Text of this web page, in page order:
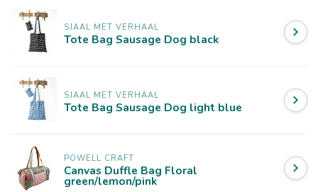
SJAAL MET VERHAAL
Tote Bag Sausage Dog black
SJAAL MET VERHAAL
Tote Bag Sausage Dog light blue
POWELL CRAFT
Canvas Duffle Bag Floral
green/lemon/pink